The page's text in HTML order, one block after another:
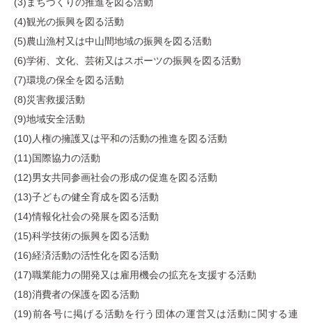
(4)観光の振興を図る活動
(5)農山漁村又は中山間地域の振興を図る活動
(6)学術、文化、芸術又はスポーツの振興を図る活動
(7)環境の保全を図る活動
(8)災害救援活動
(9)地域安全活動
(10)人権の擁護又は平和の活動の推進を図る活動
(11)国際協力の活動
(12)男女共同参画社会の形成の促進を図る活動
(13)子どもの健全育成を図る活動
(14)情報化社会の発展を図る活動
(15)科学技術の振興を図る活動
(16)経済活動の活性化を図る活動
(17)職業能力の開発又は雇用機会の拡充を支援する活動
(18)消費者の保護を図る活動
(19)前各号に掲げる活動を行う団体の運営又は活動に関する連